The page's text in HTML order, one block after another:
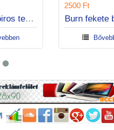
póló M
4000 Ft